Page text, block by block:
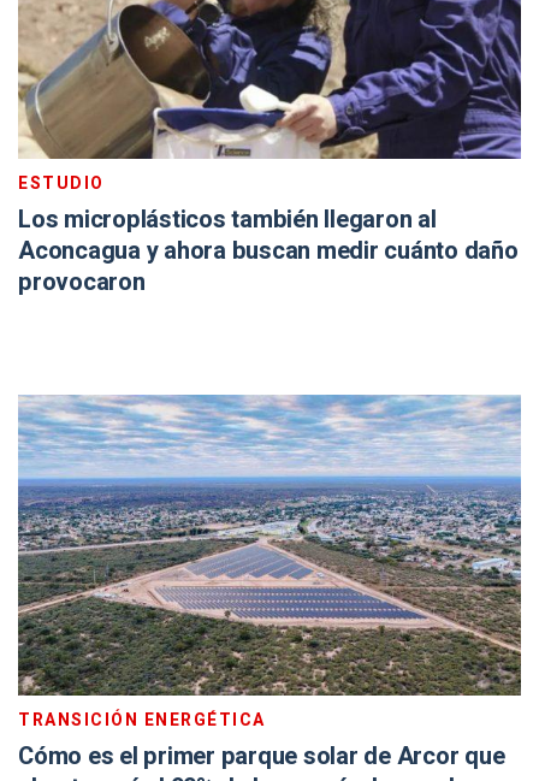
ESTUDIO
Los microplásticos también llegaron al
Aconcagua y ahora buscan medir cuánto daño
provocaron
TRANSICIÓN ENERGÉTICA
Cómo es el primer parque solar de Arcor que